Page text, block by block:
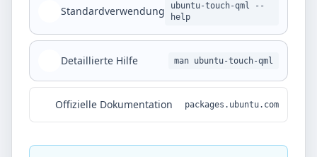
Standardverwendung
ubuntu-touch-qml --
help
Detaillierte Hilfe man ubuntu-touch-qml
Offizielle Dokumentation packages.ubuntu.com